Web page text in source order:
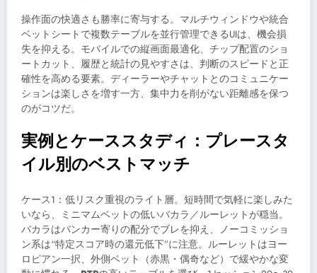
操作面の快適さも勝率に寄与する。マルチウィンドウや統合
ベットシートで複数テーブルを並行管理できるUIは、機会損
失を抑える。モバイルでの縦画面最適化、チップ配置のショ
ートカット、履歴と統計の見やすさは、判断のスピードと正
確性を高める要素。ディーラーやチャットとのコミュニケー
ションは楽しさを増す一方、集中力を削がない距離感を保つ
のがコツだ。
実例とケーススタディ：プレースタ
イル別のベストマッチ
ケース1：低リスク重視のライト層。短時間で気軽に楽しみた
いなら、ミニマムベットの低いバカラ／ルーレットが穏当。
バカラはバンカー寄りの配分でブレを抑え、ノーコミッショ
ン系は“特定スコア時の還元低下”に注意。ルーレットはヨー
ロピアン一択、外側ベット（赤黒・偶奇など）で緩やかな変